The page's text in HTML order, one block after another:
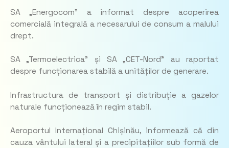
SA „Energocom” a informat despre acoperirea
comercială integrală a necesarului de consum a malului
drept.
SA „Termoelectrica” și SA „CET-Nord” au raportat
despre funcționarea stabilă a unităților de generare.
Infrastructura de transport și distribuție a gazelor
naturale funcționează în regim stabil.
Aeroportul Internațional Chișinău, informează că din
cauza vântului lateral și a precipitațiilor sub formă de